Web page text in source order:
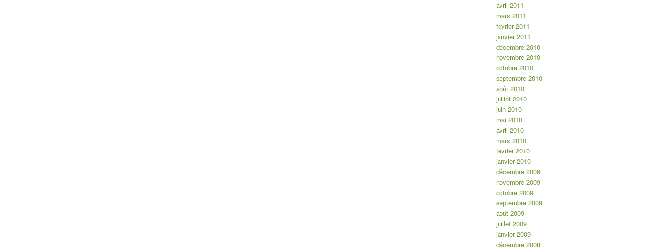
avril 2011
mars 2011
février 2011
janvier 2011
décembre 2010
novembre 2010
octobre 2010
septembre 2010
août 2010
juillet 2010
juin 2010
mai 2010
avril 2010
mars 2010
février 2010
janvier 2010
décembre 2009
novembre 2009
octobre 2009
septembre 2009
août 2009
juillet 2009
janvier 2009
décembre 2008